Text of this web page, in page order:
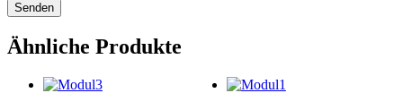
Ähnliche Produkte